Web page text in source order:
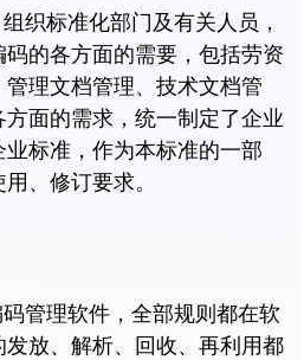
标准化部门及有关人员，
的各方面的需要，包括劳资
理文档管理、技术文档管
面的需求，统一制定了企业
标准，作为本标准的一部
、修订要求。
管理软件，全部规则都在软
放、解析、回收、再利用都